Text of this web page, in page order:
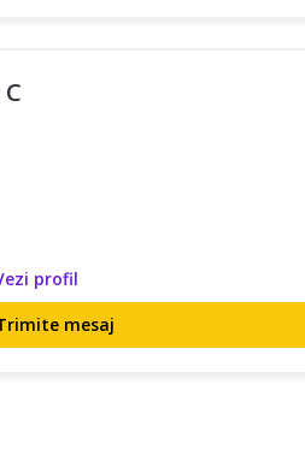
profil
mesaj